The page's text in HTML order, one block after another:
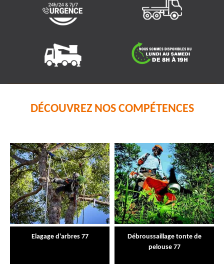
DÉCOUVREZ NOS COMPÉTENCES
Elagage d'arbres 77
Débroussaillage tonte de
pelouse 77